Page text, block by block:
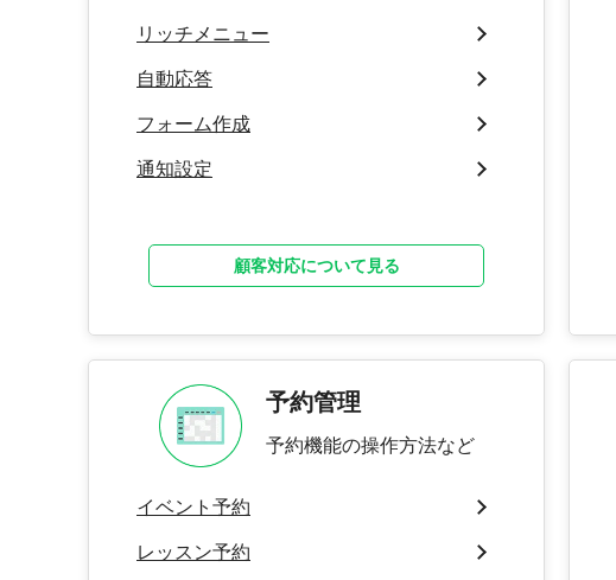
リッチメニュー
自動応答
フォーム作成
通知設定
顧客対応について見る
予約管理
予約機能の操作方法など
イベント予約
レッスン予約